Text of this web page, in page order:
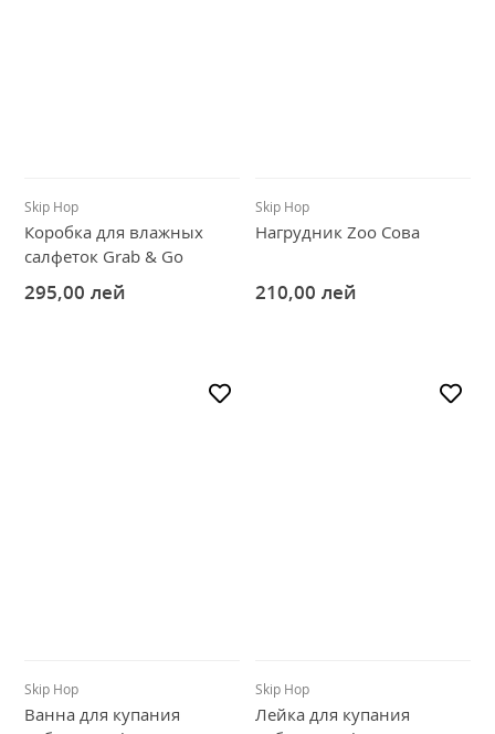
Skip Hop
Коробка для влажных
салфеток Grab & Go
295,00 лей
Skip Hop
Нагрудник Zoo Сова
210,00 лей
Skip Hop
Ванна для купания
Skip Hop
Лейка для купания